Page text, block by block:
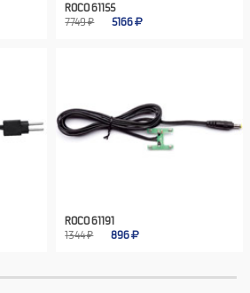
ROCO 61155
7749 ₽
5166
ROCO 61191
1344 ₽
896